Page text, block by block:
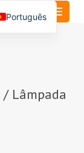
/ Lâmpada
Português